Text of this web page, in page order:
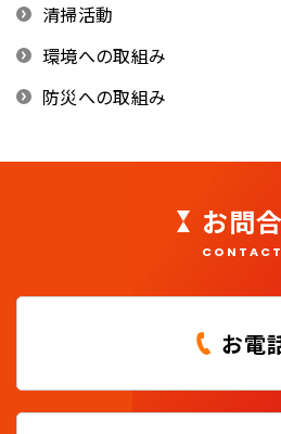
清掃活動
環境への取組み
防災への取組み
お問
CONTACT
お電